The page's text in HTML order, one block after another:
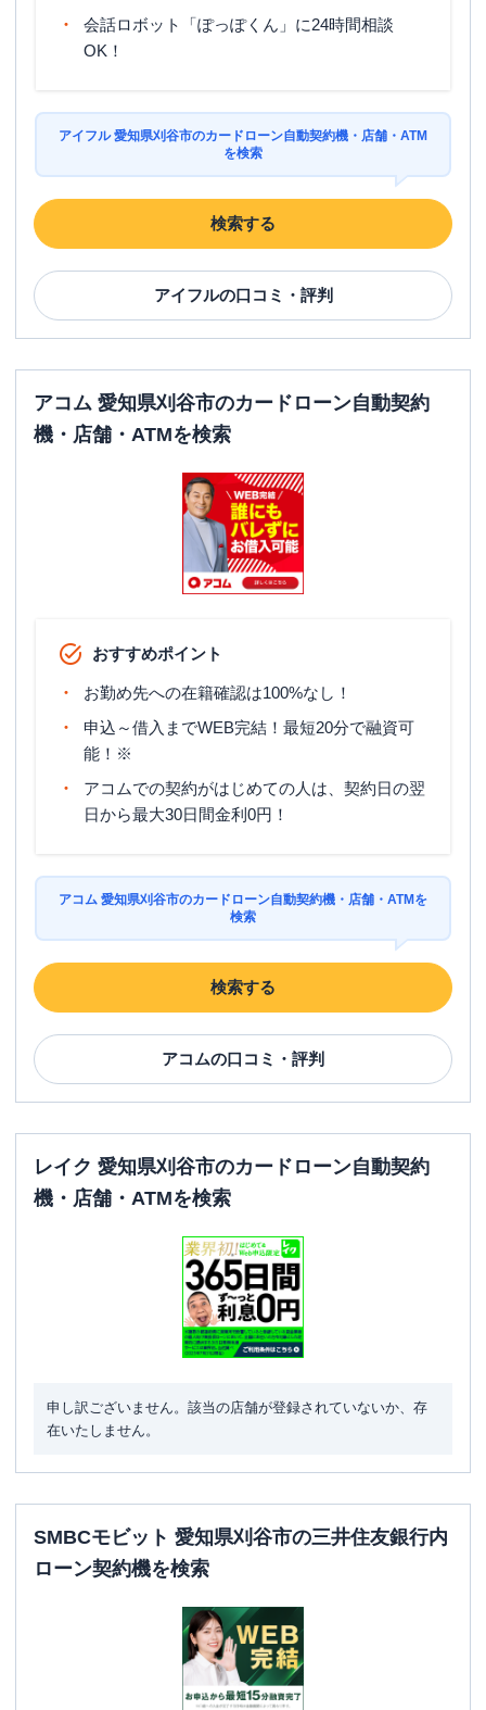
会話ロボット「ぽっぽくん」に24時間相談
OK！
アイフル 愛知県刈谷市のカードローン自動契約機・店舗・ATM
を検索
検索する
アイフルの口コミ・評判
アコム 愛知県刈谷市のカードローン自動契約
機・店舗・ATMを検索
おすすめポイント
お勤め先への在籍確認は100%なし！
申込～借入までWEB完結！最短20分で融資可
能！※
アコムでの契約がはじめての人は、契約日の翌
日から最大30日間金利0円！
アコム 愛知県刈谷市のカードローン自動契約機・店舗・ATMを
検索
検索する
アコムの口コミ・評判
レイク 愛知県刈谷市のカードローン自動契約
機・店舗・ATMを検索
申し訳ございません。該当の店舗が登録されていないか、存
在いたしません。
SMBCモビット 愛知県刈谷市の三井住友銀行内
ローン契約機を検索